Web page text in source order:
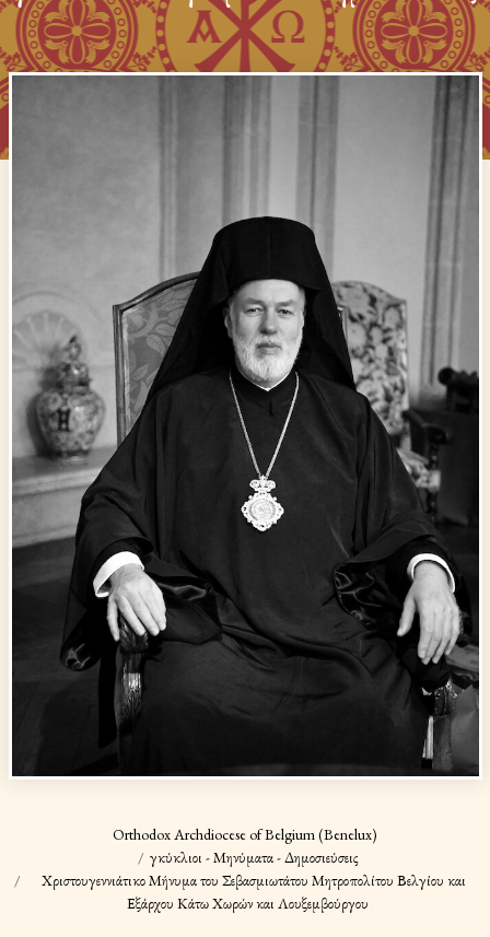
Orthodox Archdiocese of Belgium (Benelux)
Ἐγκύκλιοι - Μηνύματα - Δημοσιεύσεις
Χριστουγεννιάτικο Μήνυμα του Σεβασμιωτάτου Μητροπολίτου Βελγίου και
Εξάρχου Κάτω Χωρών και Λουξεμβούργου